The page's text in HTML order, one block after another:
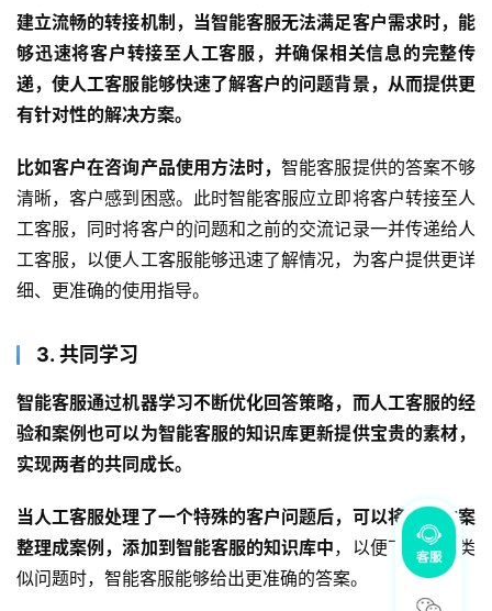
建立流畅的转接机制，当智能客服无法满足客户需求时，能
够迅速将客户转接至人工客服，并确保相关信息的完整传
递，使人工客服能够快速了解客户的问题背景，从而提供更
有针对性的解决方案。
比如客户在咨询产品使用方法时，智能客服提供的答案不够
清晰，客户感到困惑。此时智能客服应立即将客户转接至人
工客服，同时将客户的问题和之前的交流记录一并传递给人
工客服，以便人工客服能够迅速了解情况，为客户提供更详
细、更准确的使用指导。
3. 共同学习
智能客服通过机器学习不断优化回答策略，而人工客服的经
验和案例也可以为智能客服的知识库更新提供宝贵的素材，
实现两者的共同成长。
当人工客服处理了一个特殊的客户问题后，可以将解决方案
整理成案例，添加到智能客服的知识库中，以便下次遇到类
似问题时，智能客服能够给出更准确的答案。